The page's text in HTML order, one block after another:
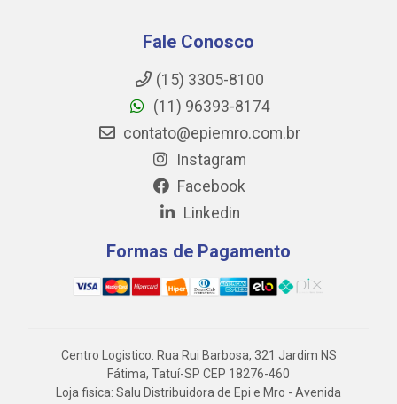
Fale Conosco
(15) 3305-8100
(11) 96393-8174
contato@epiemro.com.br
Instagram
Facebook
Linkedin
Formas de Pagamento
Centro Logistico: Rua Rui Barbosa, 321 Jardim NS
Fátima, Tatuí-SP CEP 18276-460
Loja fisica: Salu Distribuidora de Epi e Mro - Avenida